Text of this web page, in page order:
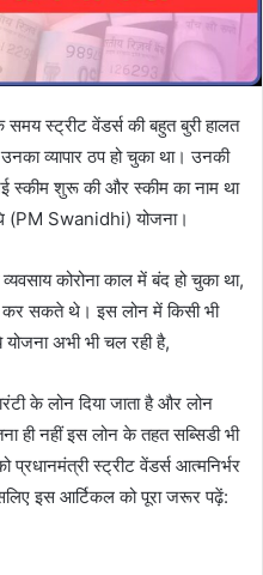
स्ट्रीट वेंडर्स की बहुत बुरी हालत
व्यापार ठप हो चुका था। उनकी
स्कीम शुरू की और स्कीम का नाम था
(PM Swanidhi) योजना।
कोरोना काल में बंद हो चुका था,
सकते थे। इस लोन में किसी भी
अभी भी चल रही है,
के लोन दिया जाता है और लोन
ही नहीं इस लोन के तहत सब्सिडी भी
स्ट्रीट वेंडर्स आत्मनिर्भर
इस आर्टिकल को पूरा जरूर पढ़ें: